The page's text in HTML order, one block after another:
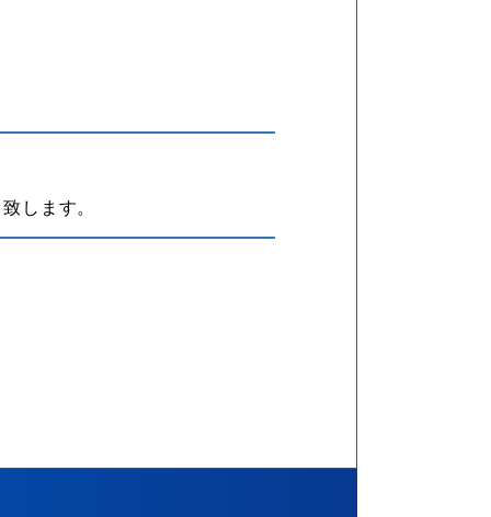
します。